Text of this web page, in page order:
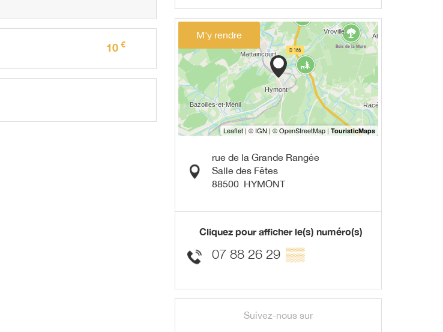
10 €
M'y rendre
rue de la Grande Rangée
Salle des Fêtes
88500 HYMONT
Cliquez pour afficher le(s) numéro(s)
07 88 26 29 ▒▒
Suivez-nous sur